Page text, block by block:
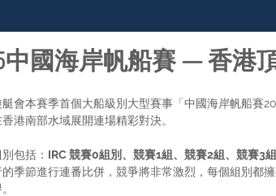
中國海岸帆船賽 — 香港
會本賽季首個大船級別大型賽事「中國海岸帆船賽
港南部水域展開連場精彩對決。
包括： IRC 競賽0組別、競賽1組、競賽2組、競賽3組
季節進行連番比併，競爭將非常激烈，每個組別都